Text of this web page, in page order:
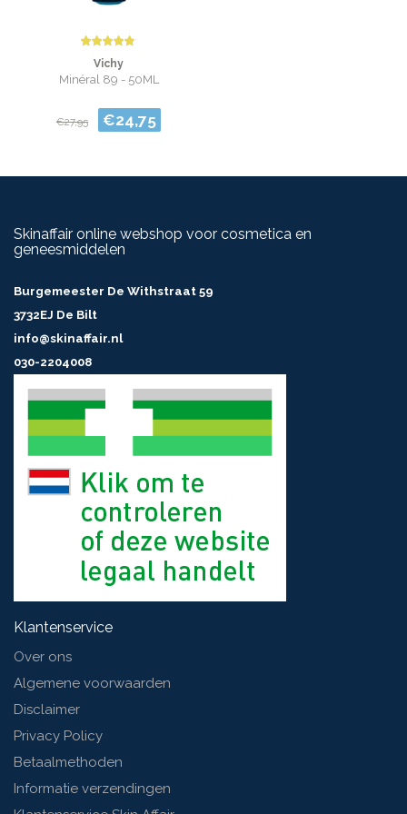
Vichy
Minéral 89 - 50ML
€27,95 €24,75
Skinaffair online webshop voor cosmetica en
geneesmiddelen
Burgemeester De Withstraat 59
3732EJ De Bilt
info@skinaffair.nl
030-2204008
Klantenservice
Over ons
Algemene voorwaarden
Disclaimer
Privacy Policy
Betaalmethoden
Informatie verzendingen